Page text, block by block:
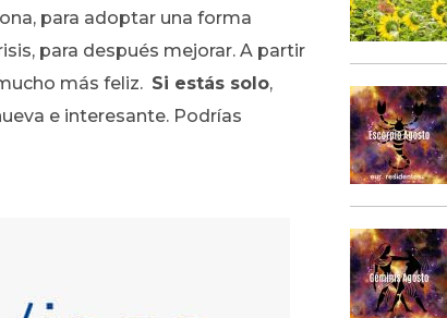
para adoptar una forma
para después mejorar. A partir
más feliz. Si estás solo,
e interesante. Podrías